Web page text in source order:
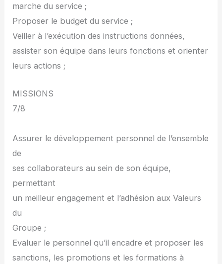
marche du service ;
Proposer le budget du service ;
Veiller à l’exécution des instructions données,
assister son équipe dans leurs fonctions et orienter
leurs actions ;
MISSIONS
7/8
Assurer le développement personnel de l’ensemble
de
ses collaborateurs au sein de son équipe,
permettant
un meilleur engagement et l’adhésion aux Valeurs
du
Groupe ;
Evaluer le personnel qu’il encadre et proposer les
sanctions, les promotions et les formations à